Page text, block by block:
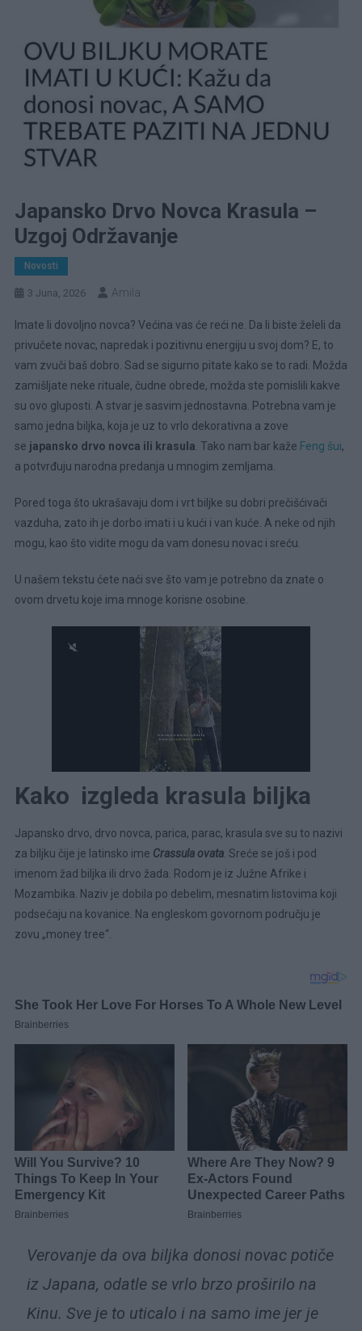
Japansko Drvo Novca Krasula –
Uzgoj Održavanje
Novosti
3 Juna, 2026 Amila
Imate li dovoljno novca? Većina vas će reći ne. Da li biste želeli da
privučete novac, napredak i pozitivnu energiju u svoj dom? E, to
vam zvuči baš dobro. Sad se sigurno pitate kako se to radi. Možda
zamišljate neke rituale, čudne obrede, možda ste pomislili kakve
su ovo gluposti. A stvar je sasvim jednostavna. Potrebna vam je
samo jedna biljka, koja je uz to vrlo dekorativna a zove
se japansko drvo novca ili krasula . Tako nam bar kaže Feng šui,
a potvrđuju narodna predanja u mnogim zemljama.
Pored toga što ukrašavaju dom i vrt biljke su dobri prečišćivači
vazduha, zato ih je dorbo imati i u kući i van kuće. A neke od njih
mogu, kao što vidite mogu da vam donesu novac i sreću.
U našem tekstu ćete naći sve što vam je potrebno da znate o
ovom drvetu koje ima mnoge korisne osobine.
Kako izgleda krasula biljka
Japansko drvo, drvo novca, parica, parac, krasula sve su to nazivi
za biljku čije je latinsko ime Crassula ovata. Sreće se još i pod
imenom žad biljka ili drvo žada. Rodom je iz Južne Afrike i
Mozambika. Naziv je dobila po debelim, mesnatim listovima koji
podsećaju na kovanice. Na engleskom govornom području je
zovu „money tree“.
Verovanje da ova biljka donosi novac potiče
iz Japana, odatle se vrlo brzo proširilo na
Kinu. Sve je to uticalo i na samo ime jer je